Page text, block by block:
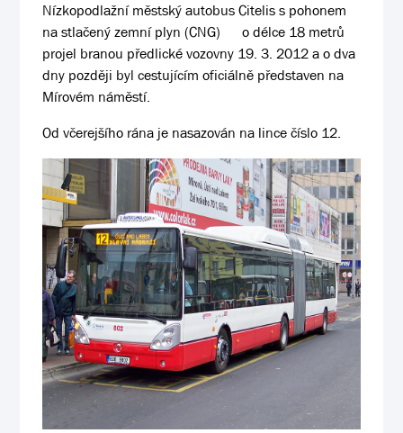
Nízkopodlažní městský autobus Citelis s pohonem
na stlačený zemní plyn (CNG) o délce 18 metrů
projel branou předlické vozovny 19. 3. 2012 a o dva
dny později byl cestujícím oficiálně představen na
Mírovém náměstí.
Od včerejšího rána je nasazován na lince číslo 12.